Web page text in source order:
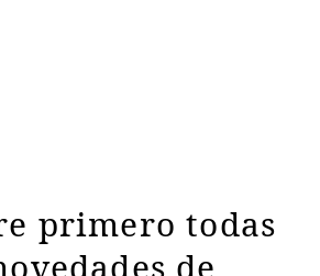
primero todas